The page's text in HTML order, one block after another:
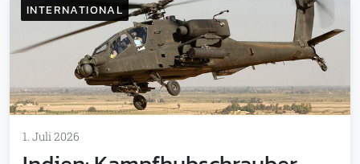
INTERNATIONAL
1. Juli 2026